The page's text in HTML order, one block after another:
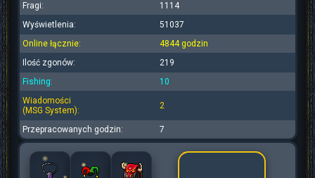
Fragi:
1114
Wyświetlenia:
51037
Online łącznie:
4844 godzin
Ilość zgonów:
219
Fishing:
10
Wiadomości
(MSG System):
2
Przepracowanych godzin: 7